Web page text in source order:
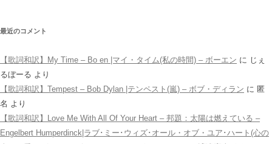
最近のコメント
【歌詞和訳】My Time – Bo en |マイ・タイム(私の時間) – ボーエン に じぇ
るぼーる より
【歌詞和訳】Tempest – Bob Dylan |テンペスト(嵐) – ボブ・ディラン に 匿
名 より
【歌詞和訳】Love Me With All Of Your Heart – 邦題：太陽は燃えている –
Engelbert Humperdinck|ラブ･ミー･ウィズ･オール・オブ・ユア･ハート(心の